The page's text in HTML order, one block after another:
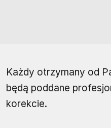
Każdy otrzymany od
będą poddane
korekcie.